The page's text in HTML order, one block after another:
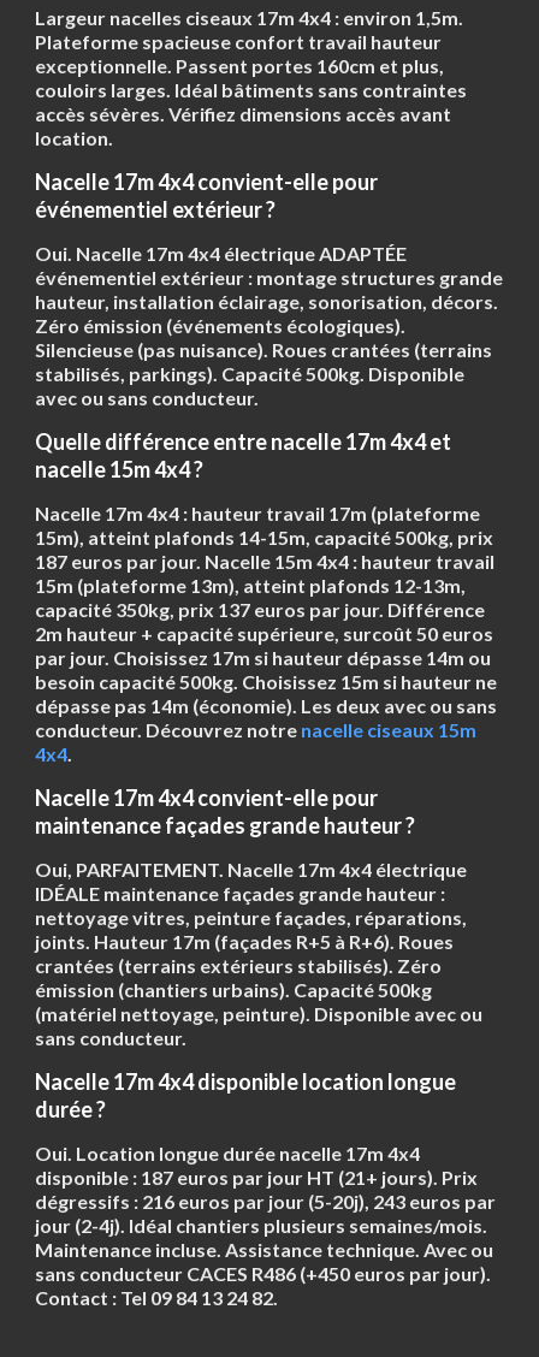
Largeur nacelles ciseaux 17m 4x4 : environ 1,5m.
Plateforme spacieuse confort travail hauteur
exceptionnelle. Passent portes 160cm et plus,
couloirs larges. Idéal bâtiments sans contraintes
accès sévères. Vérifiez dimensions accès avant
location.
Nacelle 17m 4x4 convient-elle pour
événementiel extérieur ?
Oui. Nacelle 17m 4x4 électrique ADAPTÉE
événementiel extérieur : montage structures grande
hauteur, installation éclairage, sonorisation, décors.
Zéro émission (événements écologiques).
Silencieuse (pas nuisance). Roues crantées (terrains
stabilisés, parkings). Capacité 500kg. Disponible
avec ou sans conducteur.
Quelle différence entre nacelle 17m 4x4 et
nacelle 15m 4x4 ?
Nacelle 17m 4x4 : hauteur travail 17m (plateforme
15m), atteint plafonds 14-15m, capacité 500kg, prix
187 euros par jour. Nacelle 15m 4x4 : hauteur travail
15m (plateforme 13m), atteint plafonds 12-13m,
capacité 350kg, prix 137 euros par jour. Différence
2m hauteur + capacité supérieure, surcoût 50 euros
par jour. Choisissez 17m si hauteur dépasse 14m ou
besoin capacité 500kg. Choisissez 15m si hauteur ne
dépasse pas 14m (économie). Les deux avec ou sans
conducteur. Découvrez notre nacelle ciseaux 15m
4x4.
Nacelle 17m 4x4 convient-elle pour
maintenance façades grande hauteur ?
Oui, PARFAITEMENT. Nacelle 17m 4x4 électrique
IDÉALE maintenance façades grande hauteur :
nettoyage vitres, peinture façades, réparations,
joints. Hauteur 17m (façades R+5 à R+6). Roues
crantées (terrains extérieurs stabilisés). Zéro
émission (chantiers urbains). Capacité 500kg
(matériel nettoyage, peinture). Disponible avec ou
sans conducteur.
Nacelle 17m 4x4 disponible location longue
durée ?
Oui. Location longue durée nacelle 17m 4x4
disponible : 187 euros par jour HT (21+ jours). Prix
dégressifs : 216 euros par jour (5-20j), 243 euros par
jour (2-4j). Idéal chantiers plusieurs semaines/mois.
Maintenance incluse. Assistance technique. Avec ou
sans conducteur CACES R486 (+450 euros par jour).
Contact : Tel 09 84 13 24 82.